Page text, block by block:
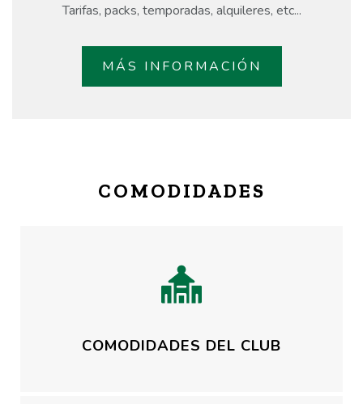
Tarifas, packs, temporadas, alquileres, etc...
MÁS INFORMACIÓN
COMODIDADES
COMODIDADES DEL CLUB